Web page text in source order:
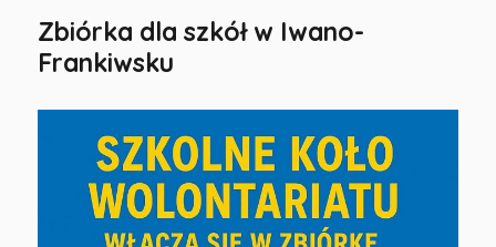
szkół
w
Iwano-
Frankiwsku
Zbiórka dla szkół w Iwano-
Frankiwsku